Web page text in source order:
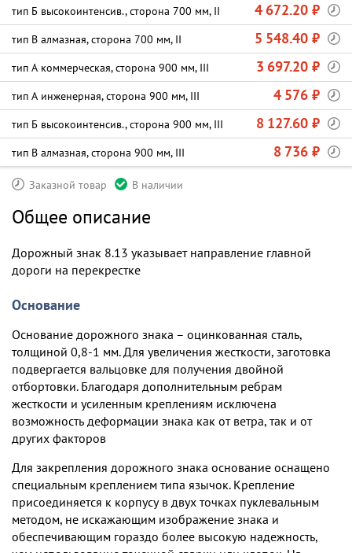
тип Б высокоинтенсив., сторона 700 мм, II 4 672.20 ₽
тип В алмазная, сторона 700 мм, II 5 548.40 ₽
тип А коммерческая, сторона 900 мм, III 3 697.20 ₽
тип А инженерная, сторона 900 мм, III 4 576 ₽
тип Б высокоинтенсив., сторона 900 мм, III 8 127.60 ₽
тип В алмазная, сторона 900 мм, III 8 736 ₽
Заказной товар В наличии
Общее описание
Дорожный знак 8.13 указывает направление главной
дороги на перекрестке
Основание
Основание дорожного знака – оцинкованная сталь,
толщиной 0,8-1 мм. Для увеличения жесткости, заготовка
подвергается вальцовке для получения двойной
отбортовки. Благодаря дополнительным ребрам
жесткости и усиленным креплениям исключена
возможность деформации знака как от ветра, так и от
других факторов
Для закрепления дорожного знака основание оснащено
специальным креплением типа язычок. Крепление
присоединяется к корпусу в двух точках пуклевальным
методом, не искажающим изображение знака и
обеспечивающим гораздо более высокую надежность,